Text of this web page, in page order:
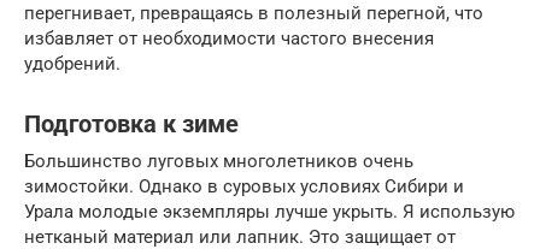
перегнивает, превращаясь в полезный перегной, что
избавляет от необходимости частого внесения
удобрений.
Подготовка к зиме
Большинство луговых многолетников очень
зимостойки. Однако в суровых условиях Сибири и
Урала молодые экземпляры лучше укрыть. Я использую
нетканый материал или лапник. Это защищает от